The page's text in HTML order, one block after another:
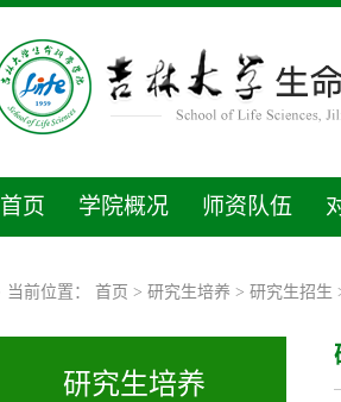
首页 学院概况 师资队伍
当前位置： 首页 > 研究生培养 > 研究生招生
研究生培养